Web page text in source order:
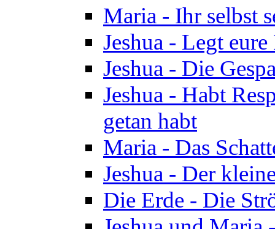
Maria - Ihr selbst
Jeshua - Legt
Jeshua - Die
Jeshua - Habt
getan habt
Maria - Das
Jeshua - Der
Die Erde - Die